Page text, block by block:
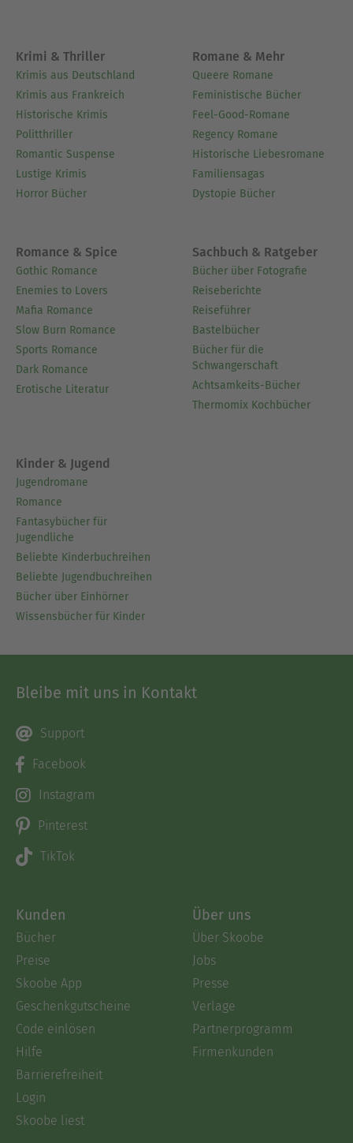
Krimi & Thriller
Krimis aus Deutschland
Krimis aus Frankreich
Historische Krimis
Politthriller
Romantic Suspense
Lustige Krimis
Horror Bücher
Romane & Mehr
Queere Romane
Feministische Bücher
Feel-Good-Romane
Regency Romane
Historische Liebesromane
Familiensagas
Dystopie Bücher
Romance & Spice
Gothic Romance
Enemies to Lovers
Mafia Romance
Slow Burn Romance
Sports Romance
Dark Romance
Erotische Literatur
Sachbuch & Ratgeber
Bücher über Fotografie
Reiseberichte
Reiseführer
Bastelbücher
Bücher für die
Schwangerschaft
Achtsamkeits-Bücher
Thermomix Kochbücher
Kinder & Jugend
Jugendromane
Romance
Fantasybücher für
Jugendliche
Beliebte Kinderbuchreihen
Beliebte Jugendbuchreihen
Bücher über Einhörner
Wissensbücher für Kinder
Bleibe mit uns in Kontakt
Support
Facebook
Instagram
Pinterest
TikTok
Kunden
Bücher
Preise
Skoobe App
Geschenkgutscheine
Code einlösen
Hilfe
Barrierefreiheit
Login
Skoobe liest
Über uns
Über Skoobe
Jobs
Presse
Verlage
Partnerprogramm
Firmenkunden